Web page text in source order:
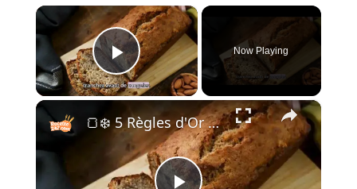
×
Play Video
Now Playing
×
🍞❄️ 5 Règles d'Or pour Congeler Votre Pain Comme un Pro ! 🥖✨